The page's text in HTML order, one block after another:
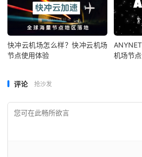
快冲云机场怎么样？快冲云机场
节点使用体验
机场节
评论 抢沙发